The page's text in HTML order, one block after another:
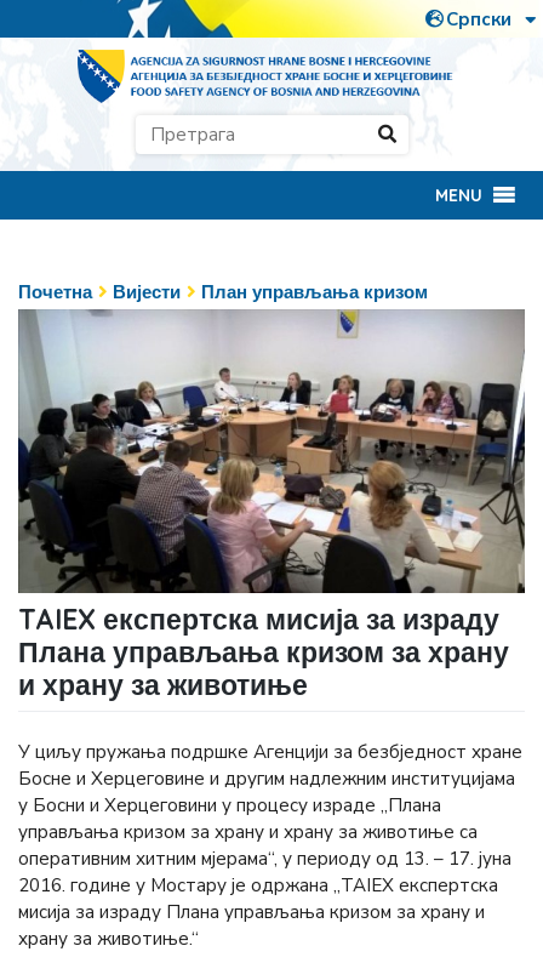
MENU
Почетна Вијести План управљања кризом
TAIEX експертска мисија за израду
Плана управљања кризом за храну
и храну за животиње
У циљу пружања подршке Агенцији за безбједност хране
Босне и Херцеговине и другим надлежним институцијама
у Босни и Херцеговини у процесу израде „Плана
управљања кризом за храну и храну за животиње са
оперативним хитним мјерама“, у периоду од 13. – 17. јуна
2016. године у Мостару је одржана „ТАIЕX експертска
мисија за израду Плана управљања кризом за храну и
храну за животиње.“